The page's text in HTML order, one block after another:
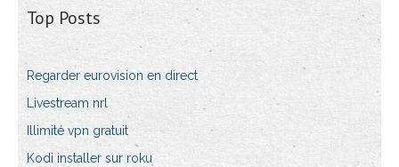
Top Posts
Regarder eurovision en direct
Livestream nrl
Illimité vpn gratuit
Kodi installer sur roku